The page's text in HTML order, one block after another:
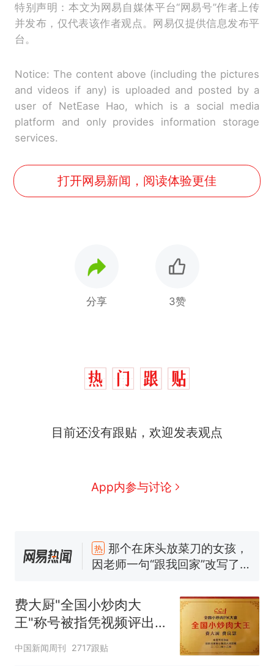
特别声明：本文为网易自媒体平台“网易号”作者上传
并发布，仅代表该作者观点。网易仅提供信息发布平
台。
Notice: The content above (including the pictures
and videos if any) is uploaded and posted by a
user of NetEase Hao, which is a social media
platform and only provides information storage
services.
打开网易新闻，阅读体验更佳
分享 3赞
目前还没有跟贴，欢迎发表观点
App内参与讨论
热
那个在床头放菜刀的女孩，
因老师一句“跟我回家”改写了
么？
费大厨“全国小炒肉大王”称
号，仅凭视频评出？中国烹饪
协会回应
男子上山采菌偶然发现鸡枞菌
费大厨"全国小炒肉大
王"称号被指凭视频评出
官方回应
中国新闻周刊 2717跟贴